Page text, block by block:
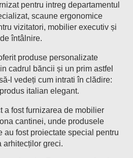
pentru intreg departamentul
scaune ergonomice
vizitatori, mobilier executiv și
întâlnire.
produse personalizate
cadrul băncii și un prim astfel
l vedeți cum intrati în clădire:
italian elegant.
a fost furnizarea de mobilier
cantinei, unde produsele
au fost proiectate special pentru
arhitecților greci.